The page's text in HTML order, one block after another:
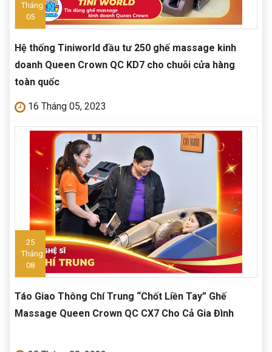
Tháng
05
Hệ thống Tiniworld đầu tư 250 ghế massage kinh
doanh Queen Crown QC KD7 cho chuỗi cửa hàng
toàn quốc
16 Tháng 05, 2023
25
Tháng
08
Táo Giao Thông Chí Trung “Chốt Liền Tay” Ghế
Massage Queen Crown QC CX7 Cho Cả Gia Đình